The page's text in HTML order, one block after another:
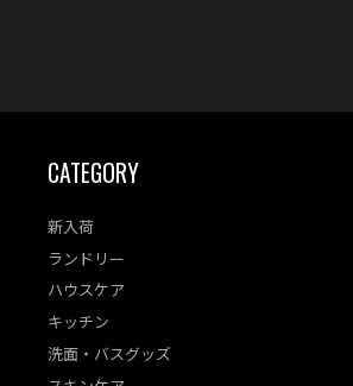
CATEGORY
新入荷
ランドリー
ハウスケア
キッチン
洗面・バスグッズ